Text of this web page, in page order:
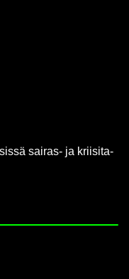
sairas-​ ja krii­si­ta­